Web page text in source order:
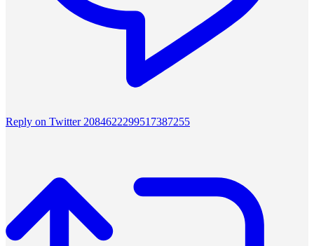
Reply on Twitter 2084622299517387255